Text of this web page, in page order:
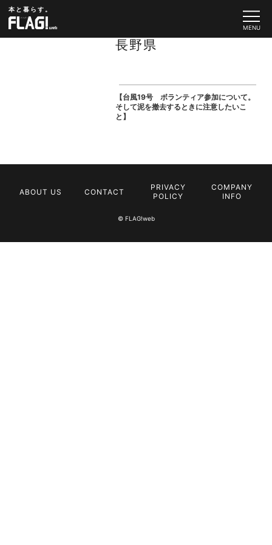
本と暮らす。
長野県
【台風19号 ボランティア参加について。
そして泥を撤去するときに注意したいこ
と】
ABOUT US CONTACT
PRIVACY
POLICY
COMPANY
INFO
© FLAG!web